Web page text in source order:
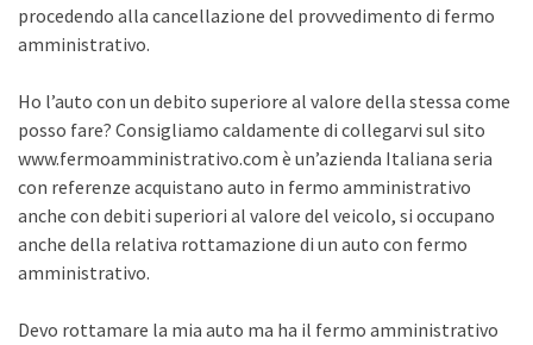
procedendo alla cancellazione del provvedimento di fermo
amministrativo.
Ho l’auto con un debito superiore al valore della stessa come
posso fare? Consigliamo caldamente di collegarvi sul sito
www.fermoamministrativo.com è un’azienda Italiana seria
con referenze acquistano auto in fermo amministrativo
anche con debiti superiori al valore del veicolo, si occupano
anche della relativa rottamazione di un auto con fermo
amministrativo.
Devo rottamare la mia auto ma ha il fermo amministrativo